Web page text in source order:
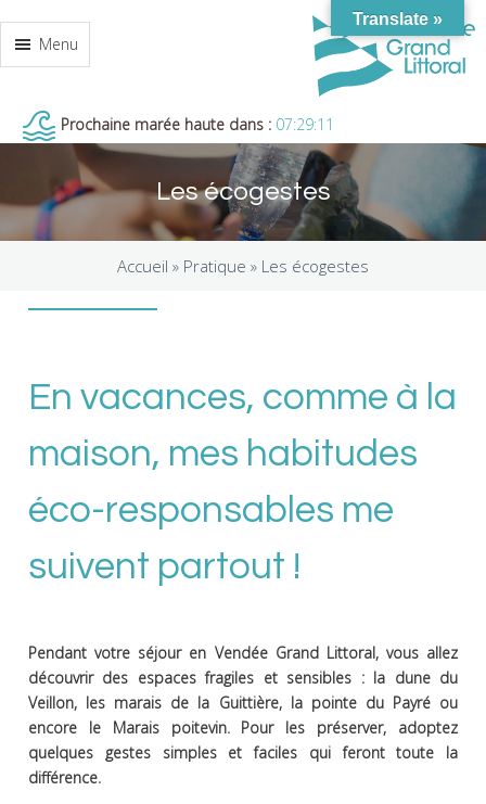
Menu
Prochaine marée haute dans : 07:29:10
Les écogestes
Accueil » Pratique » Les écogestes
En vacances, comme à la
maison, mes habitudes
éco-responsables me
suivent partout !
Pendant votre séjour en Vendée Grand Littoral, vous allez
découvrir des espaces fragiles et sensibles : la dune du
Veillon, les marais de la Guittière, la pointe du Payré ou
encore le Marais poitevin. Pour les préserver, adoptez
quelques gestes simples et faciles qui feront toute la
différence.
Translate »